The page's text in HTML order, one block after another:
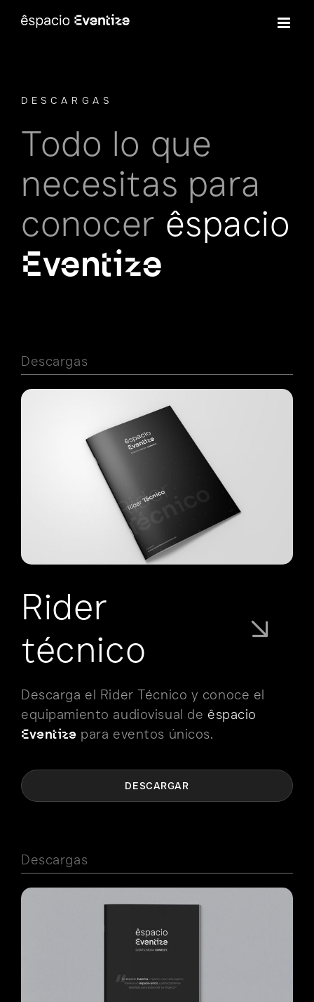
Skip
DESCARGAS
Todo lo que
necesitas para
conocer êspacio
Eventize
Descargas
Rider
técnico
Descarga el Rider Técnico y conoce el
equipamiento audiovisual de êspacio
Eventize para eventos únicos.
DESCARGAR
Descargas